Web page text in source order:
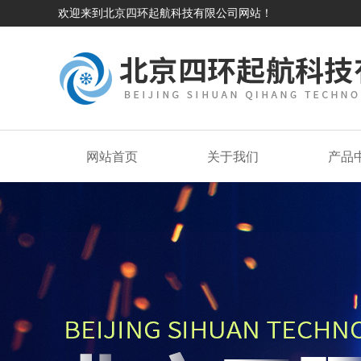
欢迎来到北京四环起航科技有限公司网站！
网站首页 关于我们 产品